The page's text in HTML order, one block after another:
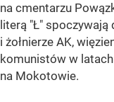
na cmentarzu
literą "Ł" spoczywają
i żołnierze AK,
komunistów w
na Mokotowie.